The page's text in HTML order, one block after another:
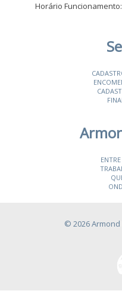
Horário
© 2026 Armond